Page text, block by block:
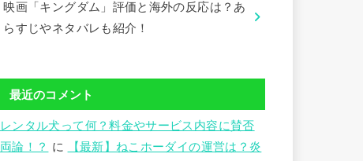
映画「キングダム」評価と海外の反応は？あ
らすじやネタバレも紹介！
最近のコメント
レンタル犬って何？料金やサービス内容に賛否
両論！？
に
【最新】ねこホーダイの運営は？炎